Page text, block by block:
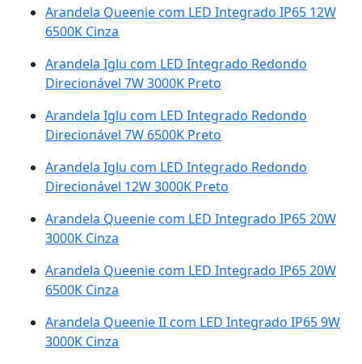
Arandela Queenie com LED Integrado IP65 12W
6500K Cinza
Arandela Iglu com LED Integrado Redondo
Direcionável 7W 3000K Preto
Arandela Iglu com LED Integrado Redondo
Direcionável 7W 6500K Preto
Arandela Iglu com LED Integrado Redondo
Direcionável 12W 3000K Preto
Arandela Queenie com LED Integrado IP65 20W
3000K Cinza
Arandela Queenie com LED Integrado IP65 20W
6500K Cinza
Arandela Queenie II com LED Integrado IP65 9W
3000K Cinza